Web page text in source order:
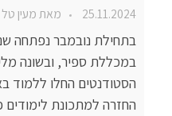
25.11.2024 מאתמעין טל
בתחילת נובמבר נפתחה
במכללת ספיר, ובשונה
הסטודנטים החלו ללמוד
החזרה למתכונת